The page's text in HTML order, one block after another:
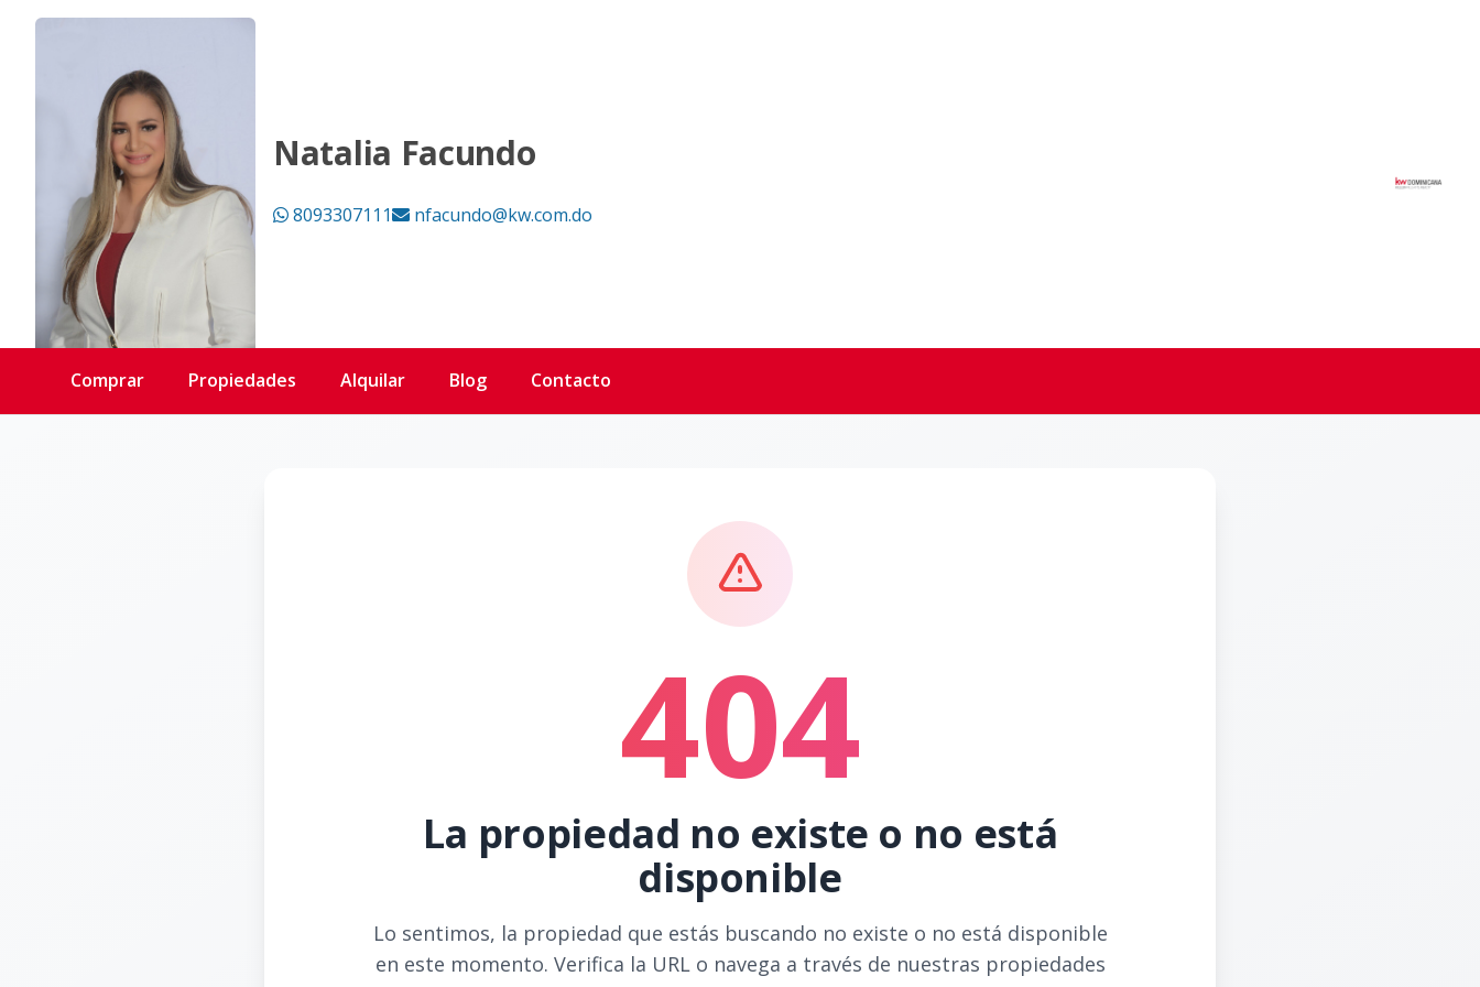
Natalia Facundo
8093307111 nfacundo@kw.com.do
Comprar Propiedades Alquilar Blog Contacto
404
La propiedad no existe o no está
disponible
Lo sentimos, la propiedad que estás buscando no existe o no está disponible
en este momento. Verifica la URL o navega a través de nuestras propiedades
Página no encontrada - KW DOMINICANA